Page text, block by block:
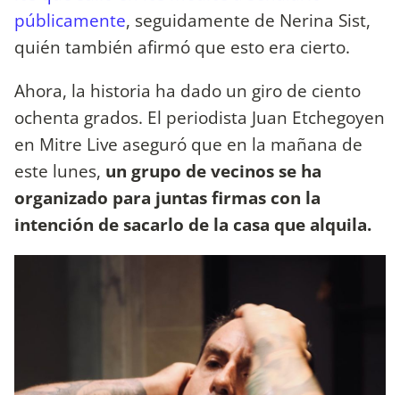
públicamente, seguidamente de Nerina Sist,
quién también afirmó que esto era cierto.
Ahora, la historia ha dado un giro de ciento
ochenta grados. El periodista Juan Etchegoyen
en Mitre Live aseguró que en la mañana de
este lunes, un grupo de vecinos se ha
organizado para juntas firmas con la
intención de sacarlo de la casa que alquila.